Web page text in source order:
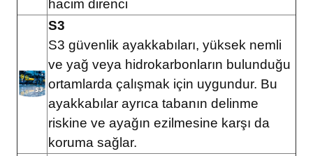
hacim direnci
S3
S3 güvenlik ayakkabıları, yüksek nemli
ve yağ veya hidrokarbonların bulunduğu
ortamlarda çalışmak için uygundur. Bu
ayakkabılar ayrıca tabanın delinme
riskine ve ayağın ezilmesine karşı da
koruma sağlar.